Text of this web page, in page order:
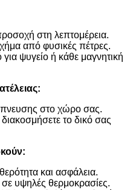
στη λεπτομέρεια.
από φυσικές πέτρες.
ψυγείο ή κάθε μαγνητική
στο χώρο σας.
το δικό σας
και ασφάλεια.
σε υψηλές θερμοκρασίες.